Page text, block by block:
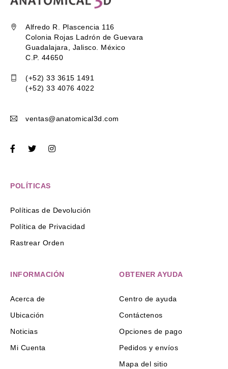
Alfredo R. Plascencia 116
Colonia Rojas Ladrón de Guevara
Guadalajara, Jalisco. México
C.P. 44650
(+52) 33 3615 1491
(+52) 33 4076 4022
ventas@anatomical3d.com
POLÍTICAS
Políticas de Devolución
Política de Privacidad
Rastrear Orden
INFORMACIÓN
Acerca de
Ubicación
Noticias
Mi Cuenta
OBTENER AYUDA
Centro de ayuda
Contáctenos
Opciones de pago
Pedidos y envíos
Mapa del sitio